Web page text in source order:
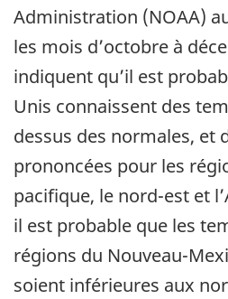
Administration (NOAA)
les mois d’octobre à
indiquent qu’il est
Unis connaissent des
dessus des normales, et
prononcées pour les
pacifique, le nord-est et
il est probable que les
régions du Nouveau-
soient inférieures aux